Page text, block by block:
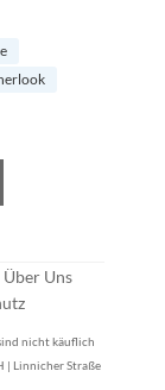
Teile“
Über Uns
nicht käuflich
| Linnicher Straße